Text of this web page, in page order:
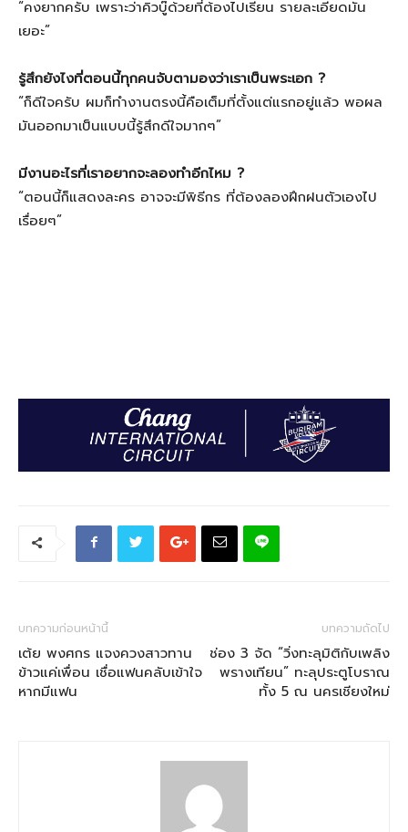
“คงยากครับ เพราะว่าคิวบู๊ด้วยที่ต้องไปเรียน รายละเอียดมัน
เยอะ”
รู้สึกยังไงที่ตอนนี้ทุกคนจับตามองว่าเราเป็นพระเอก ?
“ก็ดีใจครับ ผมก็ทำงานตรงนี้คือเต็มที่ตั้งแต่แรกอยู่แล้ว พอผล
มันออกมาเป็นแบบนี้รู้สึกดีใจมากๆ”
มีงานอะไรที่เราอยากจะลองทำอีกไหม ?
“ตอนนี้ก็แสดงละคร อาจจะมีพิธีกร ที่ต้องลองฝึกฝนตัวเองไป
เรื่อยๆ”
บทความก่อนหน้านี้
เต้ย พงศกร แจงควงสาวทาน
ข้าวแค่เพื่อน เชื่อแฟนคลับเข้าใจ
หากมีแฟน
บทความถัดไป
ช่อง 3 จัด “วิ่งทะลุมิติกับเพลิง
พรางเทียน” ทะลุประตูโบราณ
ทั้ง 5 ณ นครเชียงใหม่